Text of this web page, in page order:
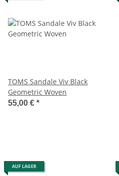
TOMS Sandale Viv Black
Geometric Woven
55,00 € *
AUF LAGER